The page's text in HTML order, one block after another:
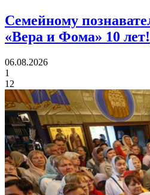
Семейному
«Вера и Фома» 10 лет!
06.08.2026
1
12